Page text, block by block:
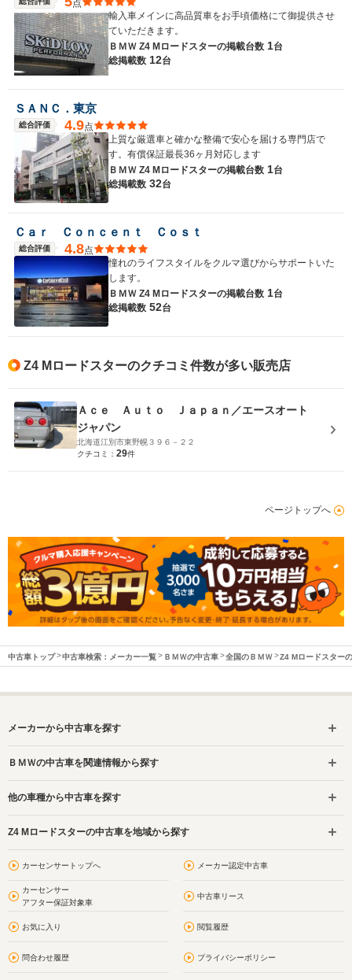
点
輸入車メインに高品質車をお手頃価格にて御提供させ
ていただきます。
ＢＭＷ Z4 Mロードスターの掲載台数 1台
総掲載数 12台
ＳＡＮＣ．東京
総合評価 4.9点
上質な厳選車と確かな整備で安心を届ける専門店で
す。有償保証最長36ヶ月対応します
ＢＭＷ Z4 Mロードスターの掲載台数 1台
総掲載数 32台
Ｃａｒ Ｃｏｎｃｅｎｔ Ｃｏｓｔ
総合評価 4.8点
憧れのライフスタイルをクルマ選びからサポートいた
します。
ＢＭＷ Z4 Mロードスターの掲載台数 1台
総掲載数 52台
Z4 Mロードスターのクチコミ件数が多い販売店
Ａｃｅ Ａｕｔｏ Ｊａｐａｎ／エースオート
ジャパン
北海道江別市東野幌３９６－２２
クチコミ： 29件
ページトップへ
中古車トップ 中古車検索：メーカー一覧 ＢＭＷの中古車 全国のＢＭＷ Z4 Mロードスター
メーカーから中古車を探す
ＢＭＷの中古車を関連情報から探す
他の車種から中古車を探す
Z4 Mロードスターの中古車を地域から探す
カーセンサートップへ メーカー認定中古車
カーセンサー
アフター保証対象車
中古車リース
お気に入り 閲覧履歴
問合わせ履歴 プライバシーポリシー